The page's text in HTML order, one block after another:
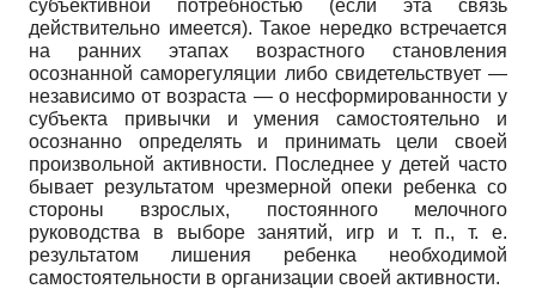
субъективной потребностью (если эта связь
действительно имеется). Такое нередко встречается
на ранних этапах возрастного становления
осознанной саморегуляции либо свидетельствует —
независимо от возраста — о несформированности у
субъекта привычки и умения самостоятельно и
осознанно определять и принимать цели своей
произвольной активности. Последнее у детей часто
бывает результатом чрезмерной опеки ребенка со
стороны взрослых, постоянного мелочного
руководства в выборе занятий, игр и т. п., т. е.
результатом лишения ребенка необходимой
самостоятельности в организации своей активности.